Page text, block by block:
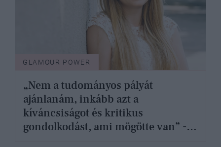
GLAMOUR POWER
„Nem a tudományos pályát
ajánlanám, inkább azt a
kíváncsiságot és kritikus
gondolkodást, ami mögötte van” -